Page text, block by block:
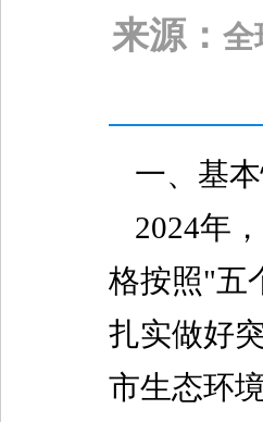
来源： 全
一、基
2024年
格按照"五
扎实做好
市生态环